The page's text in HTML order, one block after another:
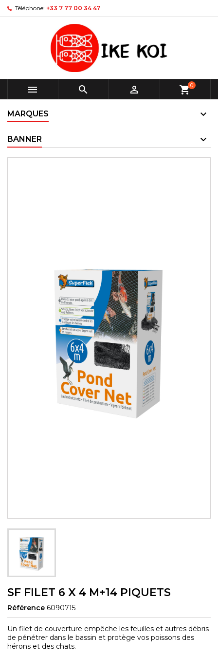
Téléphone: +33 7 77 00 34 47
   shopping_cart0
MARQUES
BANNER
SF FILET 6 X 4 M+14 PIQUETS
Référence 6090715
Un filet de couverture empêche les feuilles et autres débris
de pénétrer dans le bassin et protège vos poissons des
hérons et des chats.